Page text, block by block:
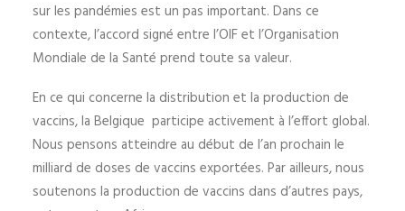
sur les pandémies est un pas important. Dans ce
contexte, l’accord signé entre l’OIF et l’Organisation
Mondiale de la Santé prend toute sa valeur.
En ce qui concerne la distribution et la production de
vaccins, la Belgique participe activement à l’effort global.
Nous pensons atteindre au début de l’an prochain le
milliard de doses de vaccins exportées. Par ailleurs, nous
soutenons la production de vaccins dans d’autres pays,